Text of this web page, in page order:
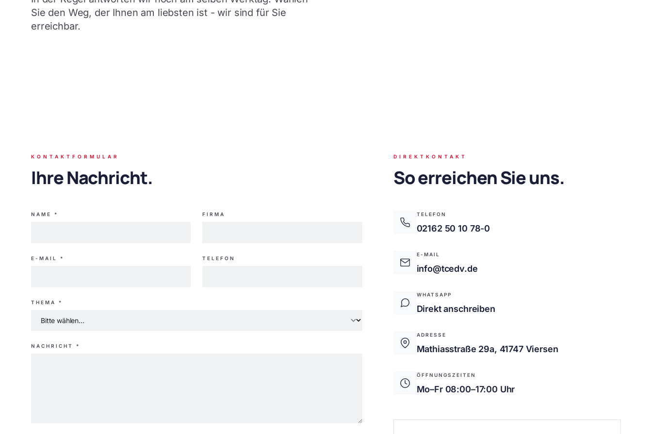
Sie den Weg, der Ihnen am liebsten ist - wir sind für Sie
erreichbar.
KONTAKTFORMULAR
Ihre Nachricht.
NAME * FIRMA
E-MAIL * TELEFON
THEMA *
NACHRICHT *
DIREKTKONTAKT
So erreichen Sie uns.
TELEFON
02162 50 10 78-0
E-MAIL
info@tcedv.de
WHATSAPP
Direkt anschreiben
ADRESSE
Mathiasstraße 29a, 41747 Viersen
ÖFFNUNGSZEITEN
Mo–Fr 08:00–17:00 Uhr